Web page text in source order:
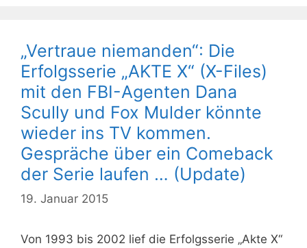
„Vertraue niemanden“: Die
Erfolgsserie „AKTE X“ (X-Files)
mit den FBI-Agenten Dana
Scully und Fox Mulder könnte
wieder ins TV kommen.
Gespräche über ein Comeback
der Serie laufen … (Update)
19. Januar 2015
Von 1993 bis 2002 lief die Erfolgsserie „Akte X“